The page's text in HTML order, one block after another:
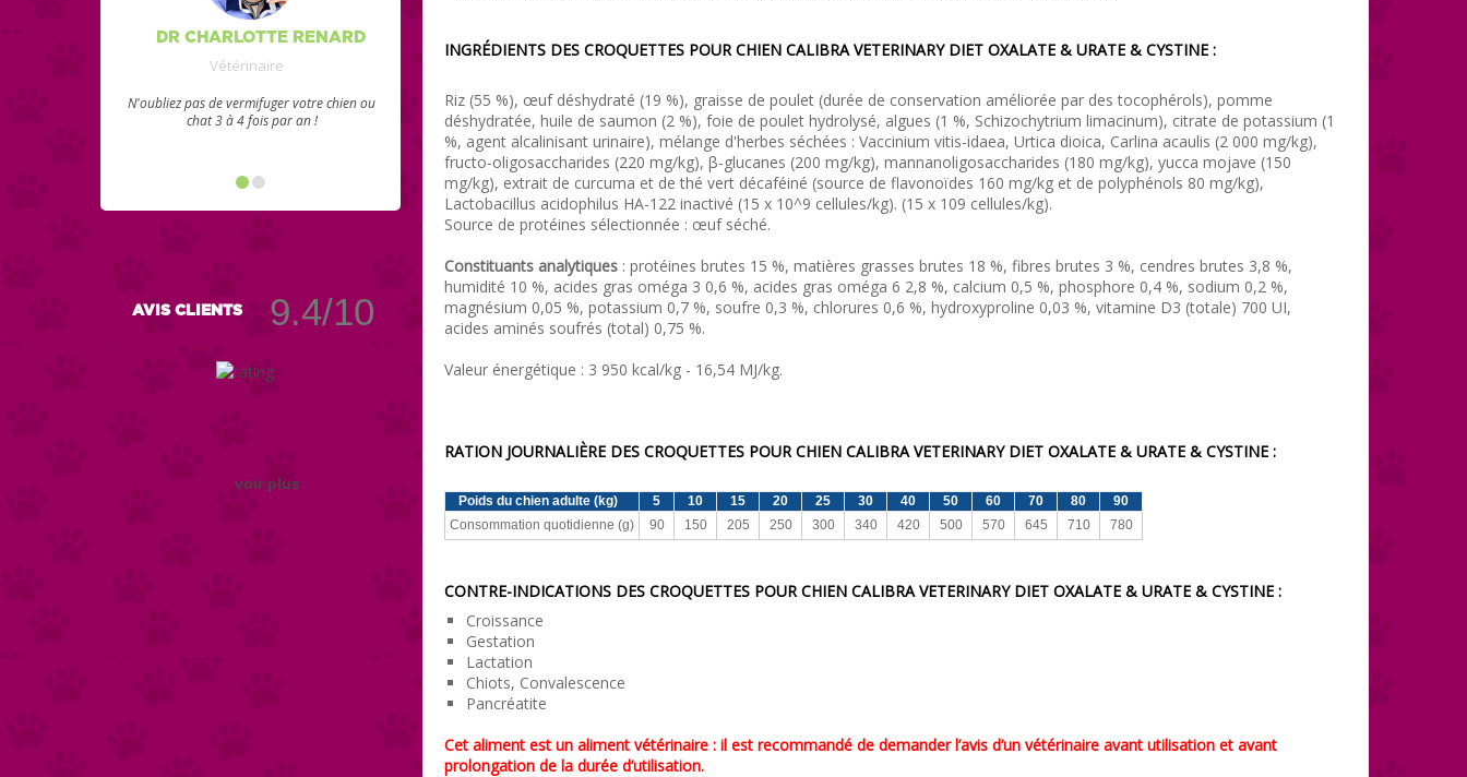
DR CHARLOTTE RENARD
Vétérinaire
N'oubliez pas de vermifuger votre chien ou
chat 3 à 4 fois par an !
AVIS CLIENTS 9.4/10
voir plus
INGRÉDIENTS DES CROQUETTES POUR CHIEN CALIBRA VETERINARY DIET OXALATE & URATE & CYSTINE :
Riz (55 %), œuf déshydraté (19 %), graisse de poulet (durée de conservation améliorée par des tocophérols), pomme
déshydratée, huile de saumon (2 %), foie de poulet hydrolysé, algues (1 %, Schizochytrium limacinum), citrate de potassium (1
%, agent alcalinisant urinaire), mélange d'herbes séchées : Vaccinium vitis-idaea, Urtica dioica, Carlina acaulis (2 000 mg/kg),
fructo-oligosaccharides (220 mg/kg), β-glucanes (200 mg/kg), mannanoligosaccharides (180 mg/kg), yucca mojave (150
mg/kg), extrait de curcuma et de thé vert décaféiné (source de flavonoïdes 160 mg/kg et de polyphénols 80 mg/kg),
Lactobacillus acidophilus HA-122 inactivé (15 x 10^9 cellules/kg). (15 x 109 cellules/kg).
Source de protéines sélectionnée : œuf séché.
Constituants analytiques : protéines brutes 15 %, matières grasses brutes 18 %, fibres brutes 3 %, cendres brutes 3,8 %,
humidité 10 %, acides gras oméga 3 0,6 %, acides gras oméga 6 2,8 %, calcium 0,5 %, phosphore 0,4 %, sodium 0,2 %,
magnésium 0,05 %, potassium 0,7 %, soufre 0,3 %, chlorures 0,6 %, hydroxyproline 0,03 %, vitamine D3 (totale) 700 UI,
acides aminés soufrés (total) 0,75 %.
Valeur énergétique : 3 950 kcal/kg - 16,54 MJ/kg.
RATION JOURNALIÈRE DES CROQUETTES POUR CHIEN CALIBRA VETERINARY DIET OXALATE & URATE & CYSTINE :
Poids du chien adulte (kg) 5 10 15 20 25 30 40 50 60 70 80
90
Consommation quotidienne (g)
90 150 205 250 300 340 420 500 570 645 710 780
CONTRE-INDICATIONS DES CROQUETTES POUR CHIEN CALIBRA VETERINARY DIET OXALATE & URATE & CYSTINE :
Croissance
Gestation
Lactation
Chiots, Convalescence
Pancréatite
Cet aliment est un aliment vétérinaire : il est recommandé de demander l’avis d’un vétérinaire avant utilisation et avant
prolongation de la durée d’utilisation.